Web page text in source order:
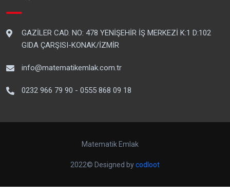
GAZİLER CAD. NO: 478 YENİŞEHİR İŞ MERKEZİ K:1 D:102
GIDA ÇARŞISI-KONAK/İZMİR
info@matematikemlak.com.tr
0232 966 79 90 - 0555 868 09 18
Matematik Emlak
2022© Designed bycodloot